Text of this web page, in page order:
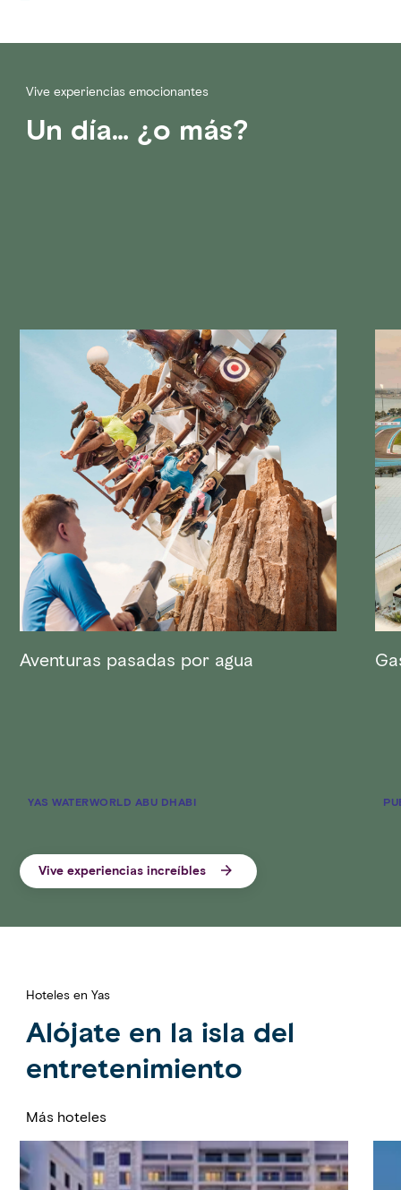
Vive experiencias emocionantes
Un día… ¿o más?
Aventuras pasadas por agua
YAS WATERWORLD ABU DHABI
Vive experiencias increíbles
Hoteles en Yas
Alójate en la isla del
entretenimiento
Más hoteles